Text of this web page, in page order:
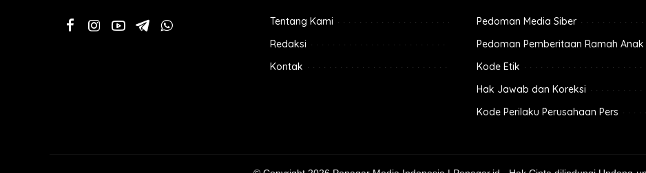
Tentang Kami
Redaksi
Kontak
Pedoman Media Siber
Pedoman Pemberitaan Ramah Anak
Kode Etik
Hak Jawab dan Koreksi
Kode Perilaku Perusahaan Pers